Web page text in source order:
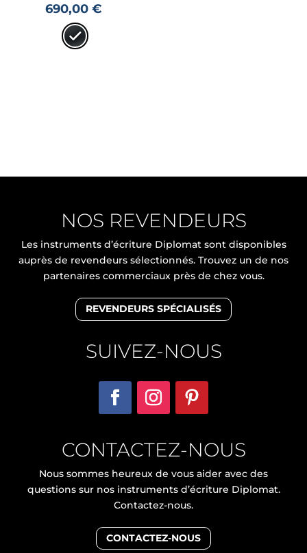
690,00€
NOS REVENDEURS
Les instruments d’écriture Diplomat sont disponibles
auprès de revendeurs sélectionnés. Trouvez un de nos
partenaires commerciaux près de chez vous.
REVENDEURS SPÉCIALISÉS
SUIVEZ-NOUS
CONTACTEZ-NOUS
Nous sommes heureux de vous aider avec des
questions sur nos instruments d’écriture Diplomat.
Contactez-nous.
CONTACTEZ-NOUS